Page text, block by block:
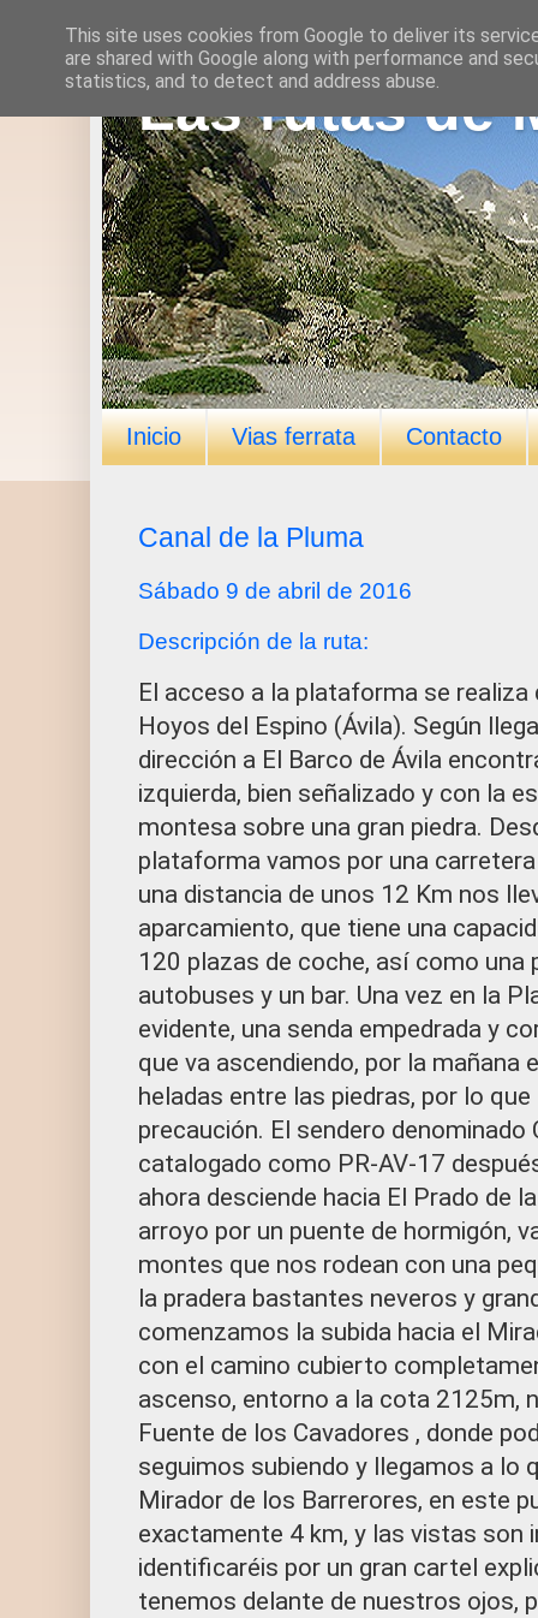
Las rutas de
Inicio Vias ferrata Contacto
Canal de la Pluma
Sábado 9 de abril de 2016
Descripción de la ruta:
El acceso a la plataforma se realiza
Hoyos del Espino (Ávila). Según
dirección a El Barco de Ávila
izquierda, bien señalizado y con la
montesa sobre una gran piedra.
plataforma vamos por una
una distancia de unos 12 Km nos
aparcamiento, que tiene una
120 plazas de coche, así como una
autobuses y un bar. Una vez en la
evidente, una senda empedrada y
que va ascendiendo, por la mañana
heladas entre las piedras, por lo
precaución. El sendero denominado
catalogado como PR-AV-17
ahora desciende hacia El Prado de
arroyo por un puente de hormigón,
montes que nos rodean con una
la pradera bastantes neveros y
comenzamos la subida hacia el
con el camino cubierto
ascenso, entorno a la cota 2125m,
Fuente de los Cavadores , donde
seguimos subiendo y llegamos a lo
Mirador de los Barrerores, en este
exactamente 4 km, y las vistas son
identificaréis por un gran cartel
tenemos delante de nuestros ojos,
This site uses cookies from Google to deliver its
are shared with Google along with performance and
statistics, and to detect and address abuse.